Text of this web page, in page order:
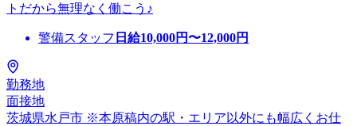
トだから無理なく働こう♪
警備スタッフ 日給10,000円〜12,000円
勤務地
面接地
茨城県水戸市 ※本原稿内の駅・エリア以外にも幅広くお仕